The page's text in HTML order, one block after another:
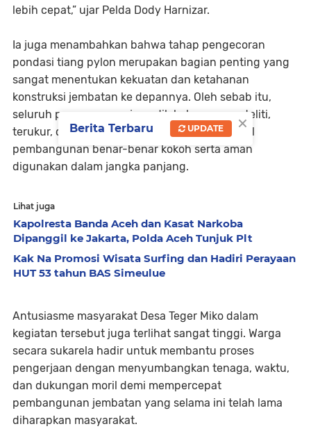
lebih cepat,” ujar Pelda Dody Harnizar.
Ia juga menambahkan bahwa tahap pengecoran
pondasi tiang pylon merupakan bagian penting yang
sangat menentukan kekuatan dan ketahanan
konstruksi jembatan ke depannya. Oleh sebab itu,
seluruh proses pengerjaan dilakukan secara teliti,
terukur, dan penuh tanggung jawab agar hasil
pembangunan benar-benar kokoh serta aman
digunakan dalam jangka panjang.
Lihat juga
Kapolresta Banda Aceh dan Kasat Narkoba
Dipanggil ke Jakarta, Polda Aceh Tunjuk Plt
Kak Na Promosi Wisata Surfing dan Hadiri Perayaan
HUT 53 tahun BAS Simeulue
Antusiasme masyarakat Desa Teger Miko dalam
kegiatan tersebut juga terlihat sangat tinggi. Warga
secara sukarela hadir untuk membantu proses
pengerjaan dengan menyumbangkan tenaga, waktu,
dan dukungan moril demi mempercepat
pembangunan jembatan yang selama ini telah lama
diharapkan masyarakat.
×
Berita Terbaru UPDATE